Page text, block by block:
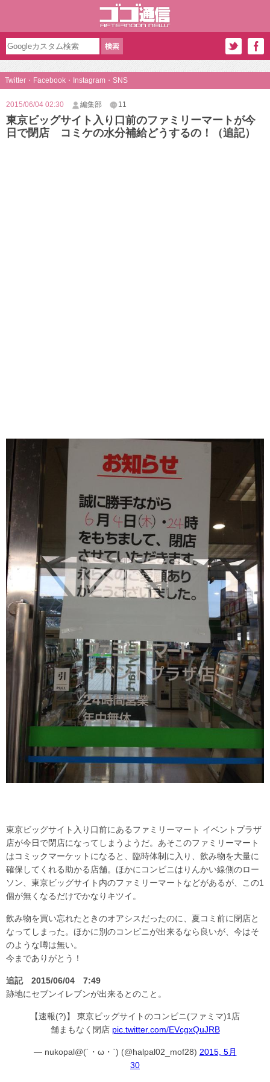
Twitter・Facebook・Instagram・SNS
2015/06/04 02:30 編集部 11
東京ビッグサイト入り口前のファミリーマートが今
日で閉店 コミケの水分補給どうするの！（追記）
東京ビッグサイト入り口前にあるファミリーマート イベントプラザ
店が今日で閉店になってしまうようだ。あそこのファミリーマート
はコミックマーケットになると、臨時体制に入り、飲み物を大量に
確保してくれる助かる店舗。ほかにコンビニはりんかい線側のロー
ソン、東京ビッグサイト内のファミリーマートなどがあるが、この1
個が無くなるだけでかなりキツイ。
飲み物を買い忘れたときのオアシスだったのに、夏コミ前に閉店と
なってしまった。ほかに別のコンビニが出来るなら良いが、今はそ
のような噂は無い。
今までありがとう！
追記 2015/06/04 7:49
跡地にセブンイレブンが出来るとのこと。
【速報(?)】 東京ビッグサイトのコンビニ(ファミマ)1店
舗まもなく閉店 pic.twitter.com/EVcgxQuJRB
— nukopal@(´・ω・`) (@halpal02_mof28) 2015, 5月
30